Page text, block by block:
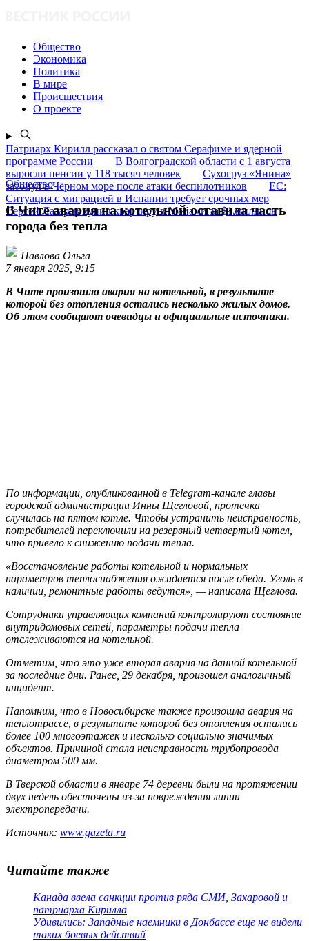
Общество
Экономика
Политика
В мире
Происшествия
О проекте
Патриарх Кирилл рассказал о святом Серафиме и ядерной
программе России
В Волгоградской области с 1 августа
выросли пенсии у 118 тысяч человек
Сухогруз «Янина»
затонул в Чёрном море после атаки беспилотников
ЕС:
Ситуация с миграцией в Испании требует срочных мер
Сергей Лазарев купил квартиру в Майами за $1 миллион
Общество
В Чите авария на котельной оставила часть
города без тепла
Павлова Ольга
7 января 2025, 9:15
В Чите произошла авария на котельной, в результате
которой без отопления остались несколько жилых домов.
Об этом сообщают очевидцы и официальные источники.
По информации, опубликованной в Telegram-канале главы
городской администрации Инны Щегловой, протечка
случилась на пятом котле. Чтобы устранить неисправность,
потребителей переключили на резервный четвертый котел,
что привело к снижению подачи тепла.
«Восстановление работы котельной и нормальных
параметров теплоснабжения ожидается после обеда. Уголь в
наличии, ремонтные работы ведутся», — написала Щеглова.
Сотрудники управляющих компаний контролируют состояние
внутридомовых сетей, параметры подачи тепла
отслеживаются на котельной.
Отметим, что это уже вторая авария на данной котельной
за последние дни. Ранее, 29 декабря, произошел аналогичный
инцидент.
Напомним, что в Новосибирске также произошла авария на
теплотрассе, в результате которой без отопления остались
более 100 многоэтажек и несколько социально значимых
объектов. Причиной стала неисправность трубопровода
диаметром 500 мм.
В Тверской области в январе 74 деревни были на протяжении
двух недель обесточены из-за повреждения линии
электропередачи.
Источник: www.gazeta.ru
Читайте также
Канада ввела санкции против ряда СМИ, Захаровой и
патриарха Кирилла
Удивились: Западные наемники в Донбассе еще не видели
таких боевых действий